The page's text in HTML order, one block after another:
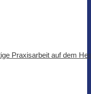
Praxisarbeit auf dem